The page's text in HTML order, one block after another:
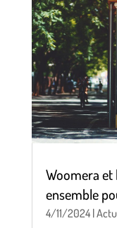
Woomera et
ensemble
4/11/2024|